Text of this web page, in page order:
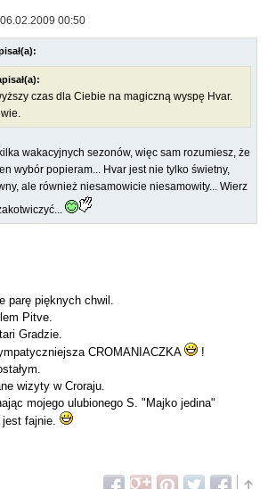
00:50
czas dla Ciebie na magiczną wyspę Hvar.
wakacyjnych sezonów, więc sam rozumiesz, że
wybór popieram... Hvar jest nie tylko świetny,
ale również niesamowicie niesamowity... Wierz
parę pięknych chwil.
Pitve.
Gradzie.
CROMANIACZKA
!
wizyty w Croraju.
mojego ulubionego S. "Majko jedina"
fajnie.